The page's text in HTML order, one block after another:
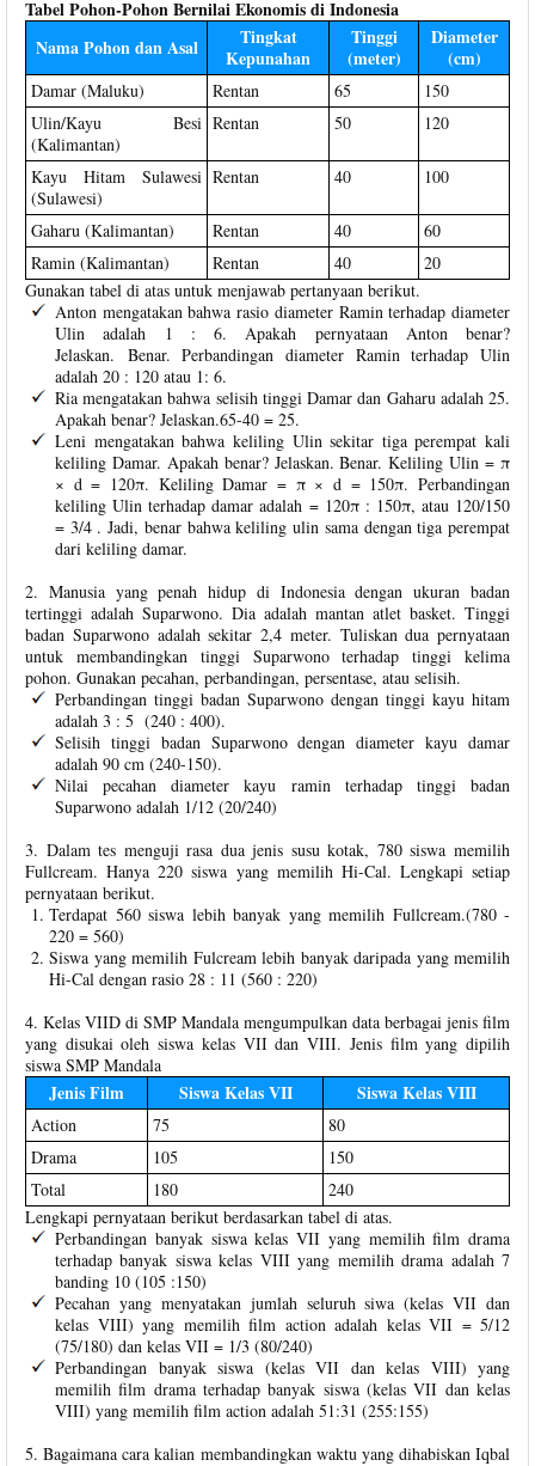
Tabel Pohon-Pohon Bernilai Ekonomis di Indonesia
Nama Pohon dan Asal
Tingkat
Kepunahan
Tinggi
(meter)
Diameter
(cm)
Damar (Maluku) Rentan 65
150
Ulin/Kayu Besi
(Kalimantan)
Rentan 50 120
Kayu Hitam Sulawesi
(Sulawesi)
Rentan 40 100
Gaharu (Kalimantan) Rentan 40
60
Ramin (Kalimantan)
Rentan 40
20
Gunakan tabel di atas untuk menjawab pertanyaan berikut.
Anton mengatakan bahwa rasio diameter Ramin terhadap diameter
Ulin adalah 1 : 6. Apakah pernyataan Anton benar?
Jelaskan. Benar. Perbandingan diameter Ramin terhadap Ulin
adalah 20 : 120 atau 1: 6.
Ria mengatakan bahwa selisih tinggi Damar dan Gaharu adalah 25.
Apakah benar? Jelaskan.65-40 = 25.
Leni mengatakan bahwa keliling Ulin sekitar tiga perempat kali
keliling Damar. Apakah benar? Jelaskan. Benar. Keliling Ulin = π
× d = 120π. Keliling Damar = π × d = 150π. Perbandingan
keliling Ulin terhadap damar adalah = 120π : 150π, atau 120/150
= 3/4 . Jadi, benar bahwa keliling ulin sama dengan tiga perempat
dari keliling damar.
2. Manusia yang penah hidup di Indonesia dengan ukuran badan
tertinggi adalah Suparwono. Dia adalah mantan atlet basket. Tinggi
badan Suparwono adalah sekitar 2,4 meter. Tuliskan dua pernyataan
untuk membandingkan tinggi Suparwono terhadap tinggi kelima
pohon. Gunakan pecahan, perbandingan, persentase, atau selisih.
Perbandingan tinggi badan Suparwono dengan tinggi kayu hitam
adalah 3 : 5 (240 : 400).
Selisih tinggi badan Suparwono dengan diameter kayu damar
adalah 90 cm (240-150).
Nilai pecahan diameter kayu ramin terhadap tinggi badan
Suparwono adalah 1/12 (20/240)
3. Dalam tes menguji rasa dua jenis susu kotak, 780 siswa memilih
Fullcream. Hanya 220 siswa yang memilih Hi-Cal. Lengkapi setiap
pernyataan berikut.
Terdapat 560 siswa lebih banyak yang memilih Fullcream.(780 -
220 = 560)
Siswa yang memilih Fulcream lebih banyak daripada yang memilih
Hi-Cal dengan rasio 28 : 11 (560 : 220)
4. Kelas VIID di SMP Mandala mengumpulkan data berbagai jenis film
yang disukai oleh siswa kelas VII dan VIII. Jenis film yang dipilih
siswa SMP Mandala
Jenis Film Siswa Kelas VII Siswa Kelas VIII
Action 75
80
Drama
105
150
Total
180
240
Lengkapi pernyataan berikut berdasarkan tabel di atas.
Perbandingan banyak siswa kelas VII yang memilih film drama
terhadap banyak siswa kelas VIII yang memilih drama adalah 7
banding 10 (105 :150)
Pecahan yang menyatakan jumlah seluruh siwa (kelas VII dan
kelas VIII) yang memilih film action adalah kelas VII = 5/12
(75/180) dan kelas VII = 1/3 (80/240)
Perbandingan banyak siswa (kelas VII dan kelas VIII) yang
memilih film drama terhadap banyak siswa (kelas VII dan kelas
VIII) yang memilih film action adalah 51:31 (255:155)
5. Bagaimana cara kalian membandingkan waktu yang dihabiskan Iqbal